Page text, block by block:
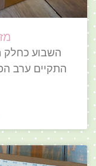
השבוע כחלק
התקיים ערב